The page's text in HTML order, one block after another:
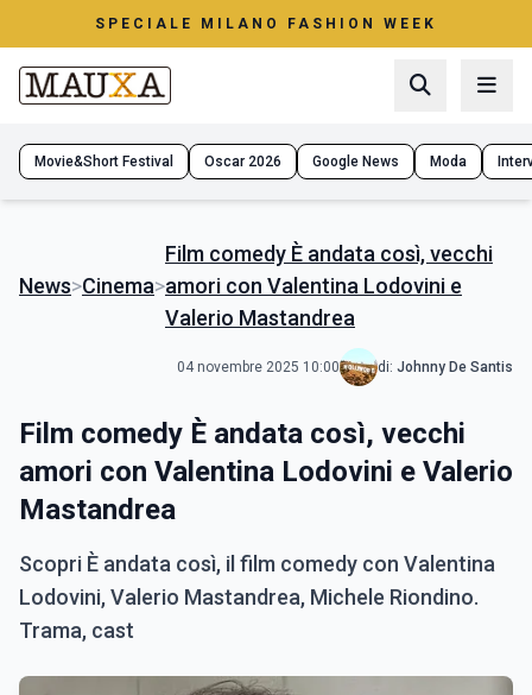
SPECIALE MILANO FASHION WEEK
Movie&Short Festival Oscar 2026 Google News Moda
News>Cinema>
Film comedy È andata così, vecchi
amori con Valentina Lodovini e
Valerio Mastandrea
04 novembre 2025 10:00 di: Johnny De Santis
Film comedy È andata così, vecchi
amori con Valentina Lodovini e Valerio
Mastandrea
Scopri È andata così, il film comedy con Valentina
Lodovini, Valerio Mastandrea, Michele Riondino.
Trama, cast